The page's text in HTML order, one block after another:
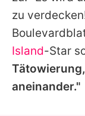
zu
Island-Star
aneinander."